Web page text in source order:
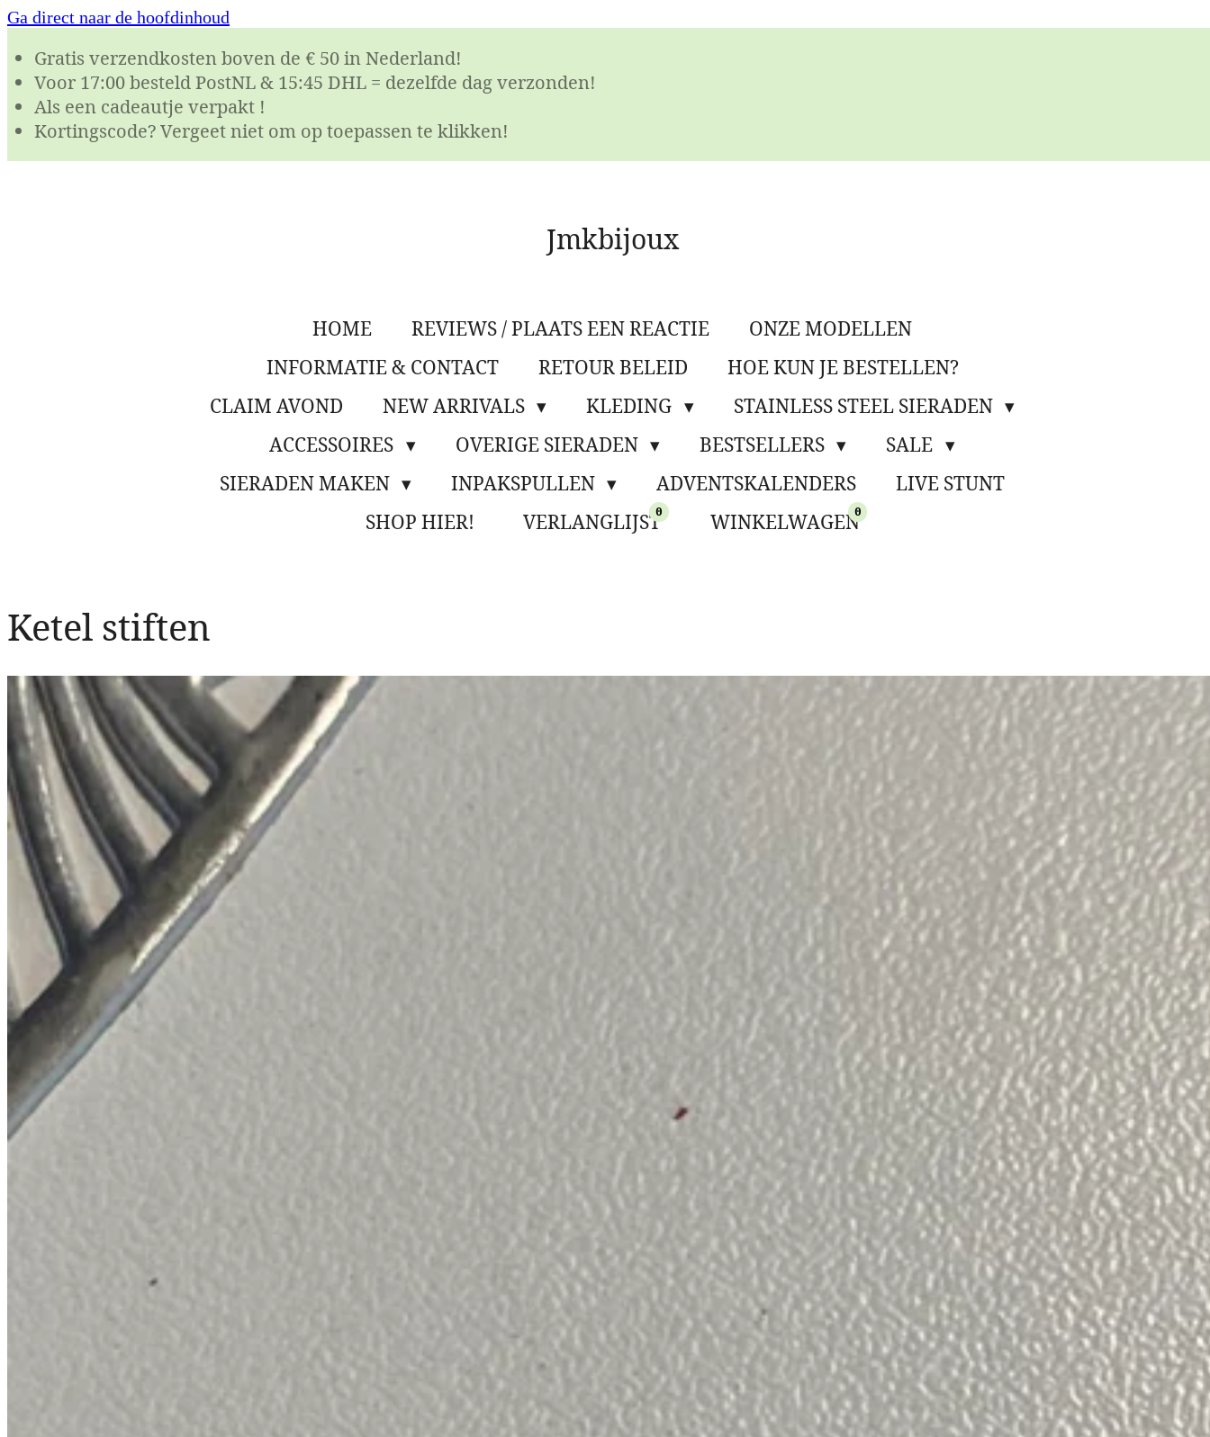
Ga direct naar de hoofdinhoud
Gratis verzendkosten boven de € 50 in Nederland!
Voor 17:00 besteld PostNL & 15:45 DHL = dezelfde dag verzonden!
Als een cadeautje verpakt !
Kortingscode? Vergeet niet om op toepassen te klikken!
Jmkbijoux
HOME REVIEWS / PLAATS EEN REACTIE
ONZE MODELLEN
INFORMATIE & CONTACT
RETOUR BELEID
HOE KUN JE BESTELLEN?
CLAIM AVOND
NEW ARRIVALS KLEDING
STAINLESS STEEL SIERADEN
ACCESSOIRES
OVERIGE SIERADEN BESTSELLERS
SALE
SIERADEN MAKEN
INPAKSPULLEN ADVENTSKALENDERS
LIVE STUNT
SHOP HIER!
0
VERLANGLIJST 0
WINKELWAGEN
Ketel stiften